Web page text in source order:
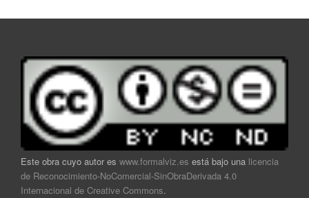
Este obra cuyo autor es www.formalviz.es está bajo una licencia
de Reconocimiento-NoComercial-SinObraDerivada 4.0
Internacional de Creative Commons.